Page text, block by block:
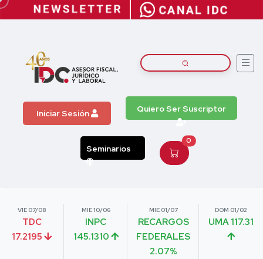
Iniciar Sesión Quiero Ser Suscriptor
Seminarios
0
VIE 07/08
TDC
17.2195
MIE 10/06
INPC
145.1310
MIE 01/07
RECARGOS
FEDERALES
2.07%
DOM 01/02
UMA 117.31